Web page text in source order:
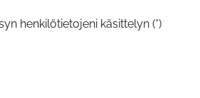
henkilötietojeni käsittelyn (*)